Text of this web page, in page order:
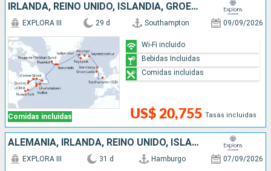
IRLANDA, REINO UNIDO, ISLANDIA, GROENLANDIA, CANADÁ, ESTADOS UNIDOS
Comidas incluidas
EXPLORA III 29 d Southampton 09/09/2026
US$ 20,755 Tasas incluidas
Wi-Fi incluido
Bebidas Incluidas
Comidas incluidas
ALEMANIA, IRLANDA, REINO UNIDO, ISLANDIA, GROENLANDIA, CANADÁ, ESTADOS UNIDOS
EXPLORA III 31 d Hamburgo 07/09/2026